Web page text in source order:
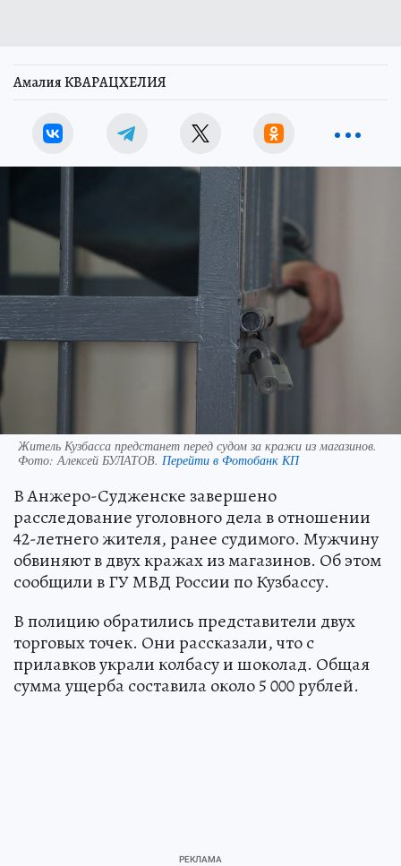
Амалия КВАРАЦХЕЛИЯ
Житель Кузбасса предстанет перед судом за кражи из магазинов.
Фото:Алексей БУЛАТОВ. Перейти в Фотобанк КП
В Анжеро-Судженске завершено
расследование уголовного дела в отношении
42-летнего жителя, ранее судимого. Мужчину
обвиняют в двух кражах из магазинов. Об этом
сообщили в ГУ МВД России по Кузбассу.
В полицию обратились представители двух
торговых точек. Они рассказали, что с
прилавков украли колбасу и шоколад. Общая
сумма ущерба составила около 5 000 рублей.